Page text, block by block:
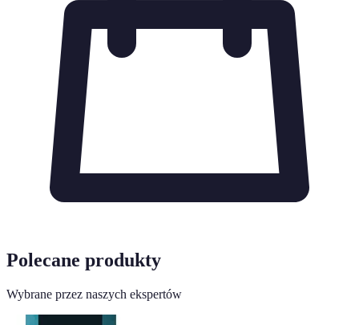
Polecane produkty
Wybrane przez naszych ekspertów